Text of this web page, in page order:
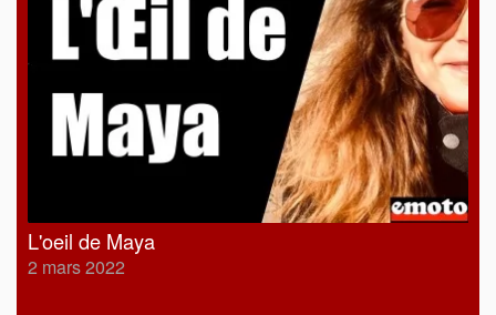
L'oeil de Maya
2 mars 2022